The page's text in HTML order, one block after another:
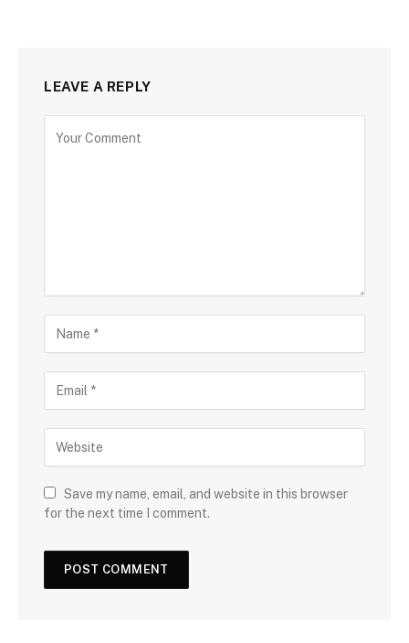
LEAVE A REPLY
Save my name, email, and website in this browser
for the next time I comment.